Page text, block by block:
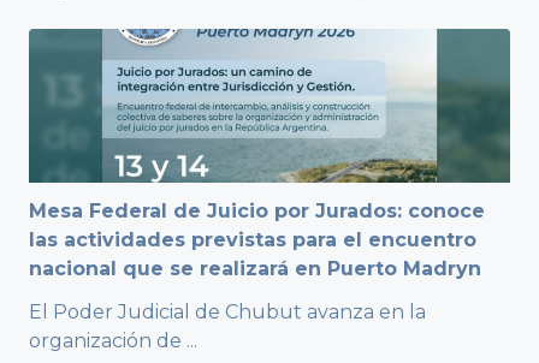
Mesa Federal de Juicio por Jurados: conoce
las actividades previstas para el encuentro
nacional que se realizará en Puerto Madryn
El Poder Judicial de Chubut avanza en la
organización de ...